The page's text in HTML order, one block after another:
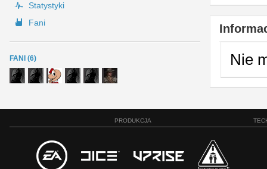
Statystyki
Fani
FANI (6) Nie
PRODUKCJA